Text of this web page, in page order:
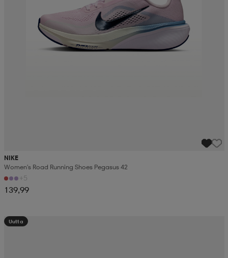
NIKE
Women's Road Running Shoes Pegasus 42
+5
139,99
Uutta